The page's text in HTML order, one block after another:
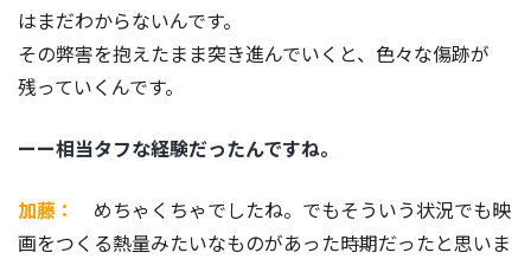
はまだわからないんです。
その弊害を抱えたまま突き進んでいくと、色々な傷跡が
残っていくんです。
ーー相当タフな経験だったんですね。
加藤：
めちゃくちゃでしたね。でもそういう状況でも映
画をつくる熱量みたいなものがあった時期だったと思いま